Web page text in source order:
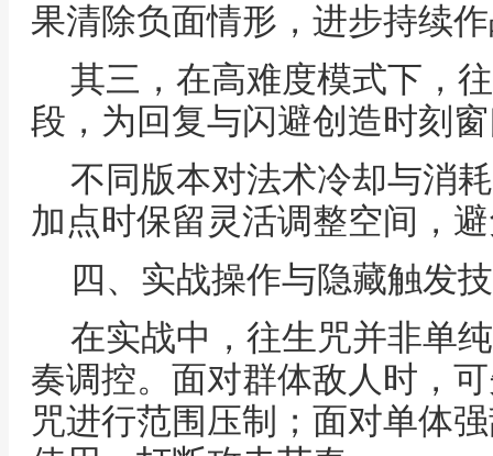
果清除负面情形，进步持续
其三，在高难度模式下，
段，为回复与闪避创造时刻
不同版本对法术冷却与消
加点时保留灵活调整空间，
四、实战操作与隐藏触发
在实战中，往生咒并非单
奏调控。面对群体敌人时，
咒进行范围压制；面对单体